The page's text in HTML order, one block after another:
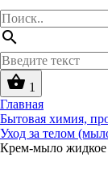
search
shopping_basket 1
Главная
Бытовая химия,
Уход за телом
Крем-мыло жидкое